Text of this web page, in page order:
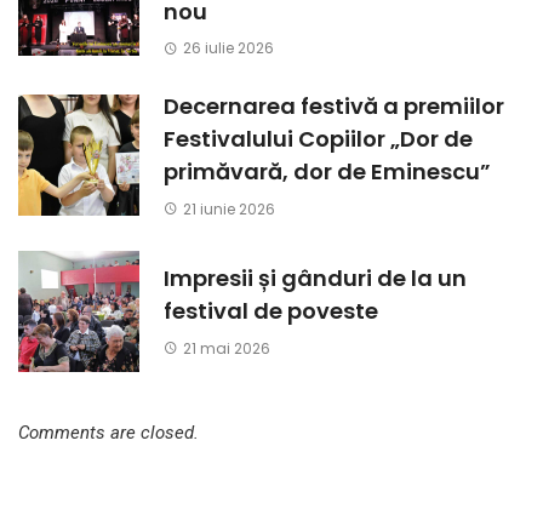
nou
26 iulie 2026
Decernarea festivă a premiilor
Festivalului Copiilor „Dor de
primăvară, dor de Eminescu”
21 iunie 2026
Impresii și gânduri de la un
festival de poveste
21 mai 2026
Comments are closed.